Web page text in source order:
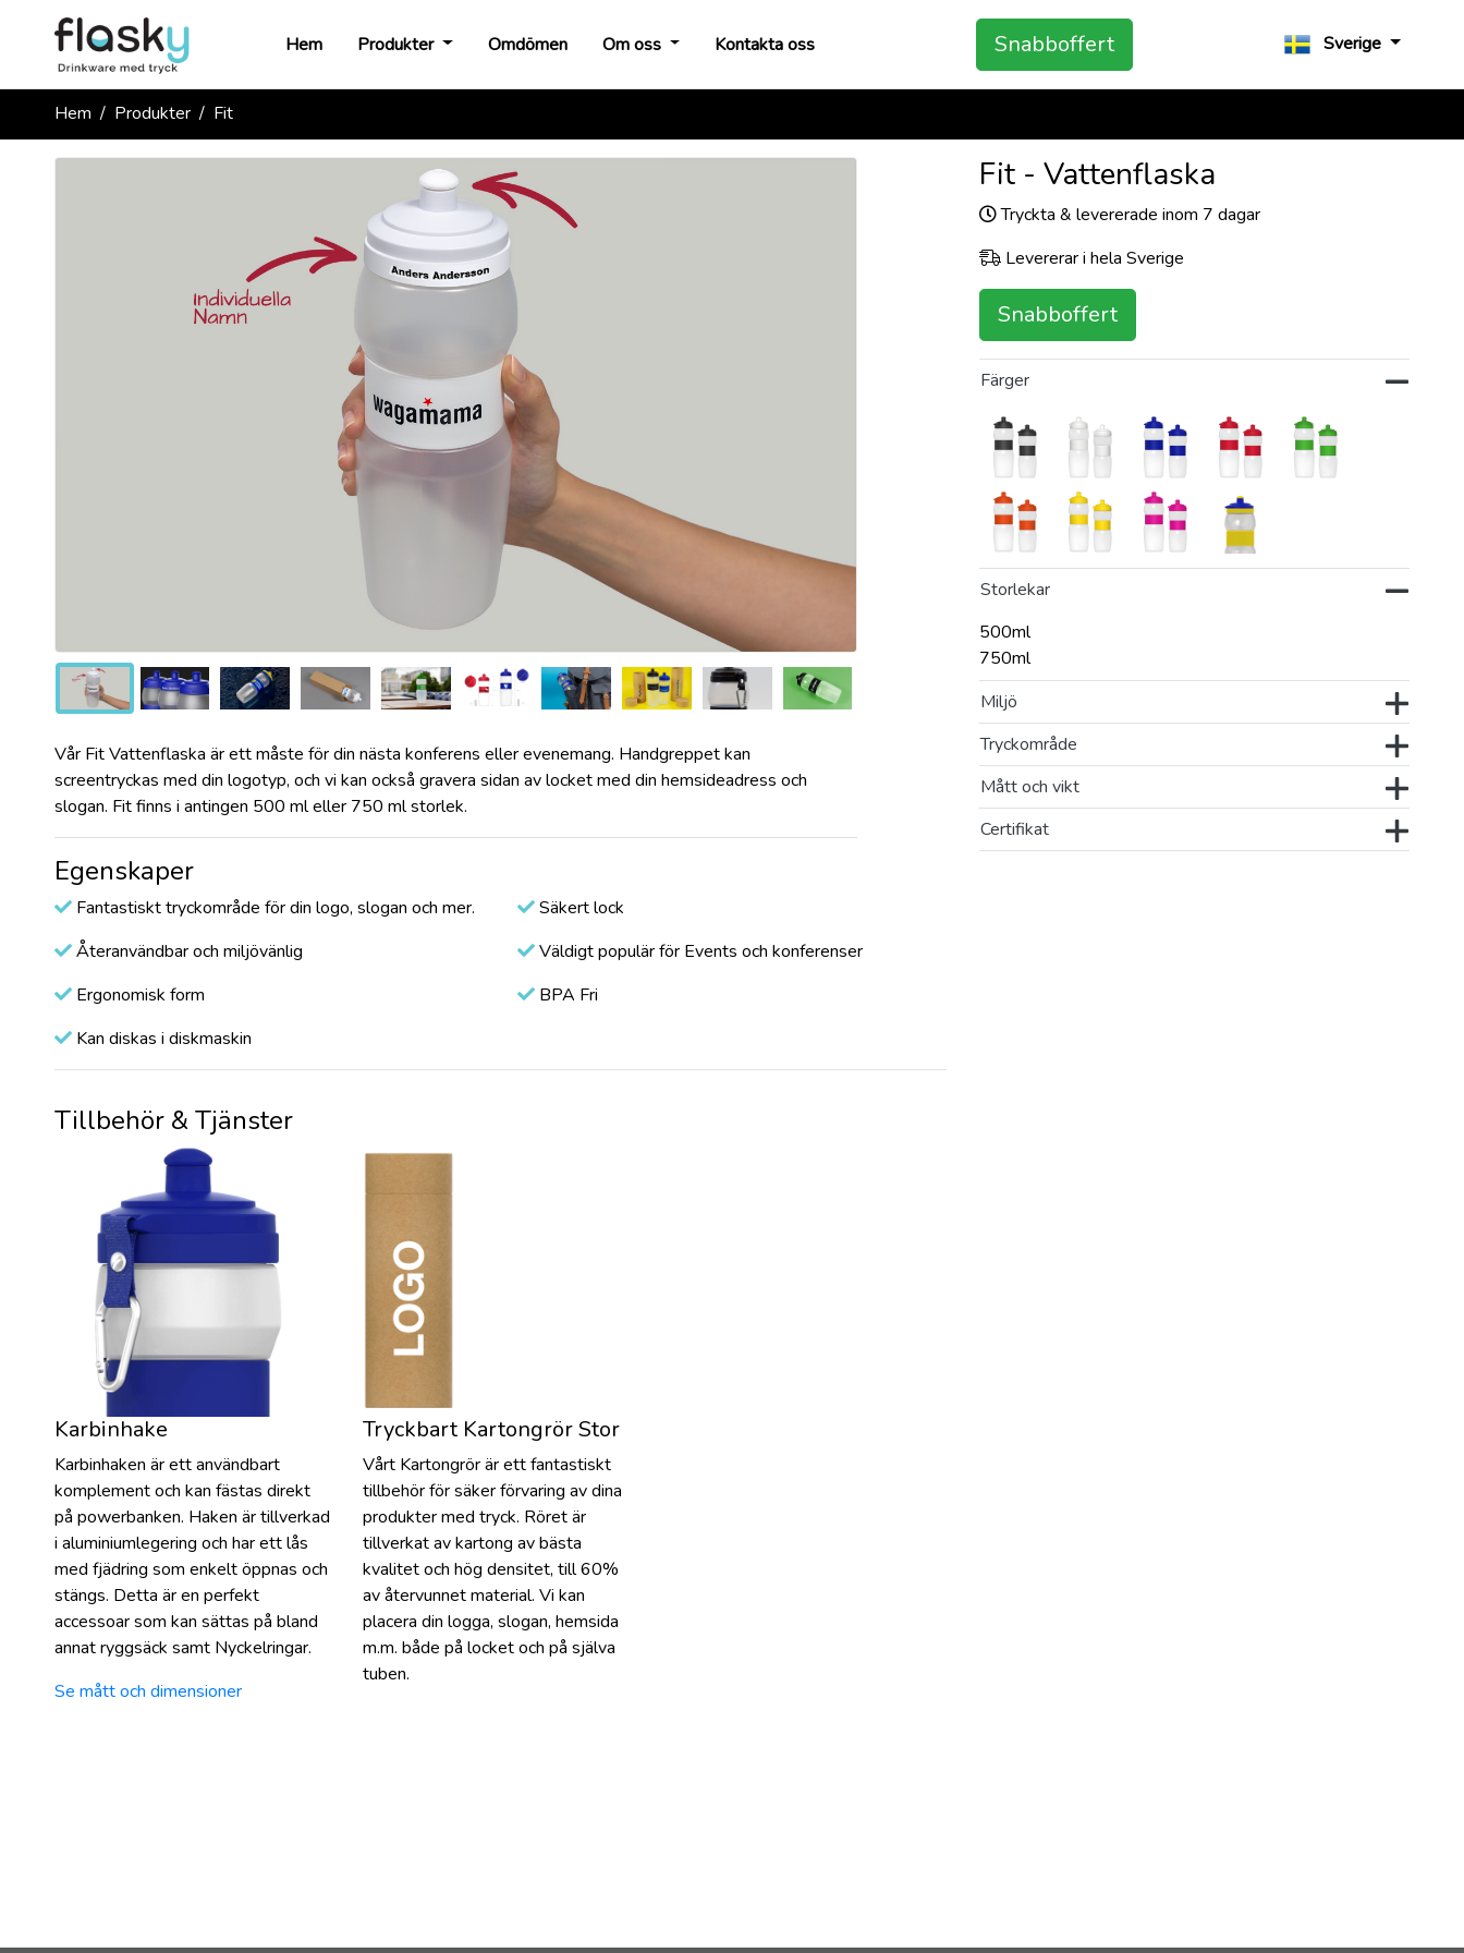
Hem Produkter Omdömen Om oss Kontakta oss Snabboffert Sverige
Hem Produkter Fit
Vår Fit Vattenflaska är ett måste för din nästa konferens eller evenemang. Handgreppet kan
screentryckas med din logotyp, och vi kan också gravera sidan av locket med din hemsideadress och
slogan. Fit finns i antingen 500 ml eller 750 ml storlek.
Egenskaper
Fantastiskt tryckområde för din logo, slogan och mer.
Säkert lock
Återanvändbar och miljövänlig
Väldigt populär för Events och konferenser
Ergonomisk form
BPA Fri
Kan diskas i diskmaskin
Tillbehör & Tjänster
Karbinhake
Karbinhaken är ett användbart
komplement och kan fästas direkt
på powerbanken. Haken är tillverkad
i aluminiumlegering och har ett lås
med fjädring som enkelt öppnas och
stängs. Detta är en perfekt
accessoar som kan sättas på bland
annat ryggsäck samt Nyckelringar.
Se mått och dimensioner
Tryckbart Kartongrör Stor
Vårt Kartongrör är ett fantastiskt
tillbehör för säker förvaring av dina
produkter med tryck. Röret är
tillverkat av kartong av bästa
kvalitet och hög densitet, till 60%
av återvunnet material. Vi kan
placera din logga, slogan, hemsida
m.m. både på locket och på själva
tuben.
Fit - Vattenflaska
Tryckta & levererade inom 7 dagar
Levererar i hela Sverige
Snabboffert
Färger
Storlekar
500ml
750ml
Miljö
Tryckområde
Mått och vikt
Certifikat